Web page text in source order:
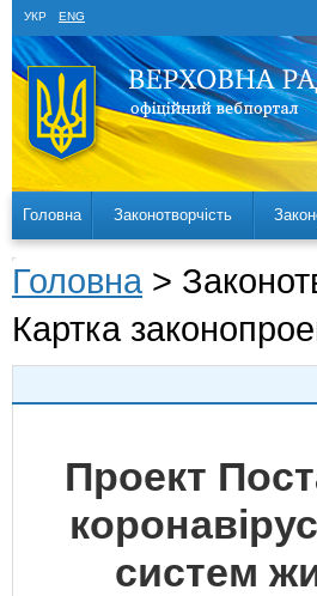
УКР ENG
Головна Законотворчість
Головна >
Картка
Проект
систем